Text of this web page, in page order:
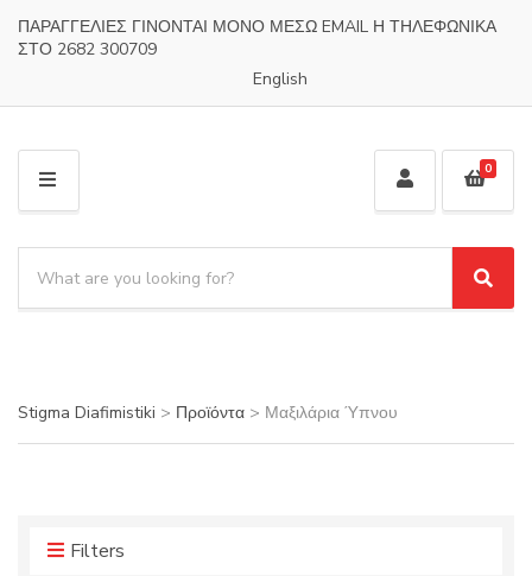
ΠΑΡΑΓΓΕΛΙΕΣ ΓΙΝΟΝΤΑΙ ΜΟΝΟ ΜΕΣΩ EMAIL Η ΤΗΛΕΦΩΝΙΚΑ
ΣΤΟ 2682 300709
English
M
E
N
U
a
o
r
a
p
r
S
e
0
Stigma Diafimistiki > Προϊόντα > Μαξιλάρια Ύπνου
Filters